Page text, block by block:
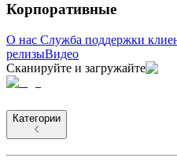
Корпоративные
О нас Служба поддержки
релизыВидео
Сканируйте и загружайте
Категории